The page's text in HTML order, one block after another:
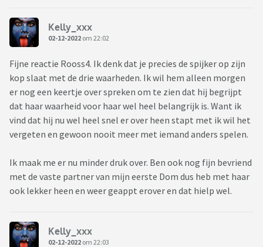
Kelly_xxx
02-12-2022 om 22:02
Fijne reactie Rooss4. Ik denk dat je precies de spijker op zijn
kop slaat met de drie waarheden. Ik wil hem alleen morgen
er nog een keertje over spreken om te zien dat hij begrijpt
dat haar waarheid voor haar wel heel belangrijk is. Want ik
vind dat hij nu wel heel snel er over heen stapt met ik wil het
vergeten en gewoon nooit meer met iemand anders spelen.
Ik maak me er nu minder druk over. Ben ook nog fijn bevriend
met de vaste partner van mijn eerste Dom dus heb met haar
ook lekker heen en weer geappt erover en dat hielp wel.
Kelly_xxx
02-12-2022 om 22:03